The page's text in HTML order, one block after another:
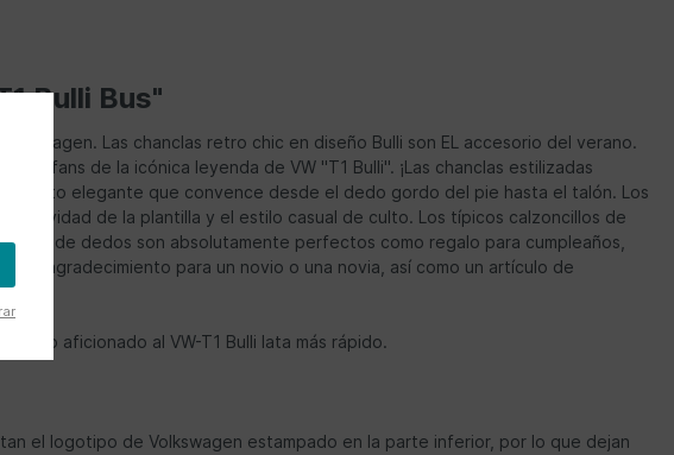
Bulli Bus"
Las chanclas retro chic en diseño Bulli son EL accesorio del verano.
los fans de la icónica leyenda de VW "T1 Bulli". ¡Las chanclas estilizadas
elegante que convence desde el dedo gordo del pie hasta el talón. Los
de la plantilla y el estilo casual de culto. Los típicos calzoncillos de
de dedos son absolutamente perfectos como regalo para cumpleaños,
de agradecimiento para un novio o una novia, así como un artículo de
todo aficionado al VW-T1 Bulli lata más rápido.
el logotipo de Volkswagen estampado en la parte inferior, por lo que dejan